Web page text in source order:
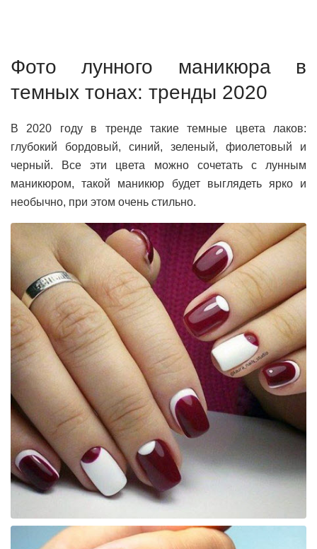
Фото лунного маникюра в
темных тонах: тренды 2020
В 2020 году в тренде такие темные цвета лаков:
глубокий бордовый, синий, зеленый, фиолетовый и
черный. Все эти цвета можно сочетать с лунным
маникюром, такой маникюр будет выглядеть ярко и
необычно, при этом очень стильно.